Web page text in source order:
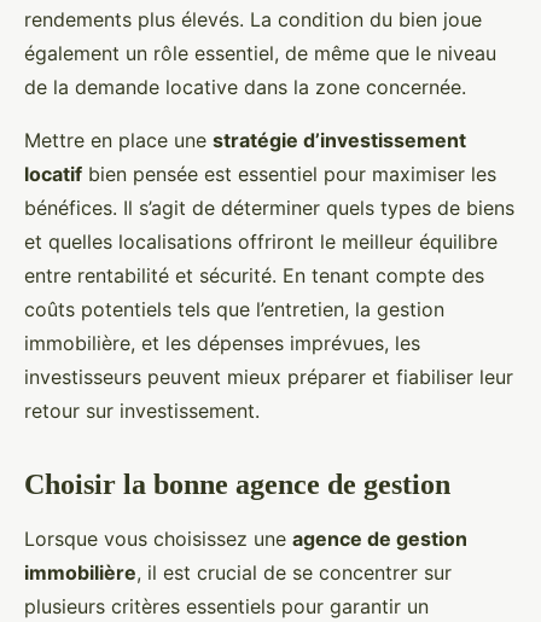
rendements plus élevés. La condition du bien joue
également un rôle essentiel, de même que le niveau
de la demande locative dans la zone concernée.
Mettre en place une stratégie d’investissement
locatif bien pensée est essentiel pour maximiser les
bénéfices. Il s’agit de déterminer quels types de biens
et quelles localisations offriront le meilleur équilibre
entre rentabilité et sécurité. En tenant compte des
coûts potentiels tels que l’entretien, la gestion
immobilière, et les dépenses imprévues, les
investisseurs peuvent mieux préparer et fiabiliser leur
retour sur investissement.
Choisir la bonne agence de gestion
Lorsque vous choisissez une agence de gestion
immobilière, il est crucial de se concentrer sur
plusieurs critères essentiels pour garantir un